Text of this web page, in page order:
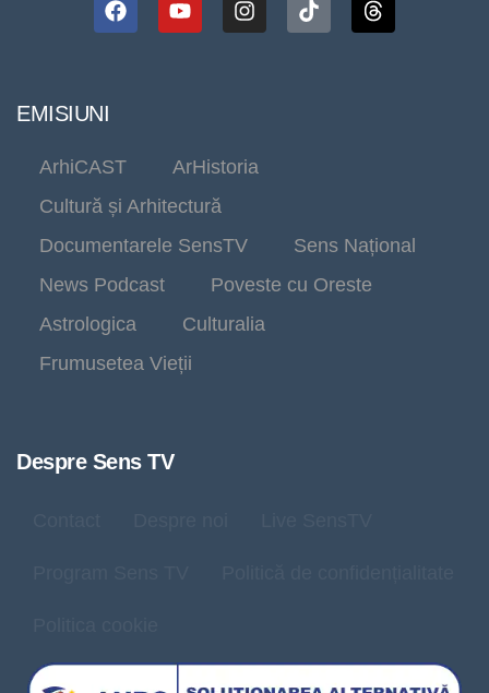
EMISIUNI
ArhiCAST
ArHistoria
Cultură și Arhitectură
Documentarele SensTV
Sens Național
News Podcast
Poveste cu Oreste
Astrologica
Culturalia
Frumusetea Vieții
Despre Sens TV